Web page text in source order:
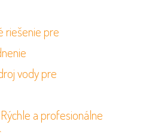
riešenie pre
vody pre
a profesionálne